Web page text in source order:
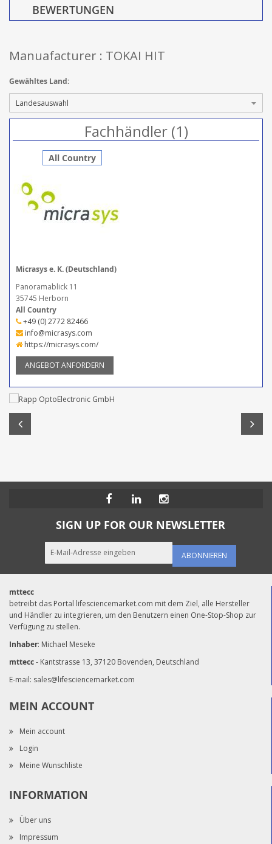
BEWERTUNGEN
Manuafacturer : TOKAI HIT
Gewähltes Land:
Fachhändler (1)
All Country
Micrasys e. K. (Deutschland)
Panoramablick 11
35745 Herborn
All Country
+49 (0) 2772 82466
info@micrasys.com
https://micrasys.com/
ANGEBOT ANFORDERN
SIGN UP FOR OUR NEWSLETTER
ABONNIEREN
mttecc
betreibt das Portal lifesciencemarket.com mit dem Ziel, alle Hersteller
und Händler zu integrieren, um den Benutzern einen One-Stop-Shop zur
Verfügung zu stellen.
Inhaber: Michael Meseke
mttecc- Kantstrasse 13, 37120 Bovenden, Deutschland
E-mail: sales@lifesciencemarket.com
MEIN ACCOUNT
Mein account
Login
Meine Wunschliste
INFORMATION
Über uns
Impressum